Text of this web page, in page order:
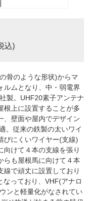
込)
骨のような形状)からマ
ルムとなり、中・弱電界
製。UHF20素子アンテナ
根上に設置することが多
、壁面や屋内でデザイン
。従来の鉄製の太いワイ
びにくいワイヤー(支線)
向けて４本の支線を張り
らも屋根馬に向けて４本
線で頑丈に設置しており
っており、VHF(アナロ
ンと軽量化がなされてい